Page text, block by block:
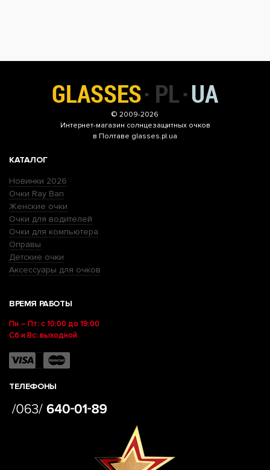
© 2009-2026
Интернет-магазин солнцезащитных очков
в Полтаве glasses.pl.ua
КАТАЛОГ
Новинки 2026
Очки Ray Ban
Женские очки
Очки для водителей
Очки для компьютера
Оправы
Детские очки
Аксессуары для очков
ВРЕМЯ РАБОТЫ
Пн – Пт: с 10:00 до 19:00
Сб и Вс: выходной
ТЕЛЕФОНЫ